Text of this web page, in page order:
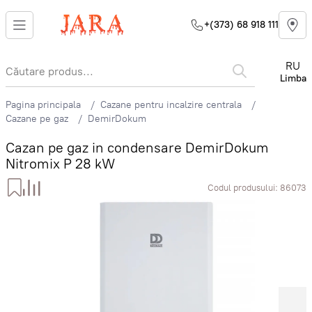
+(373) 68 918 111
RU
Limba
Pagina principala
Cazane pentru incalzire centrala
Cazane pe gaz
DemirDokum
Cazan pe gaz in condensare DemirDokum
Nitromix P 28 kW
Codul produsului: 86073